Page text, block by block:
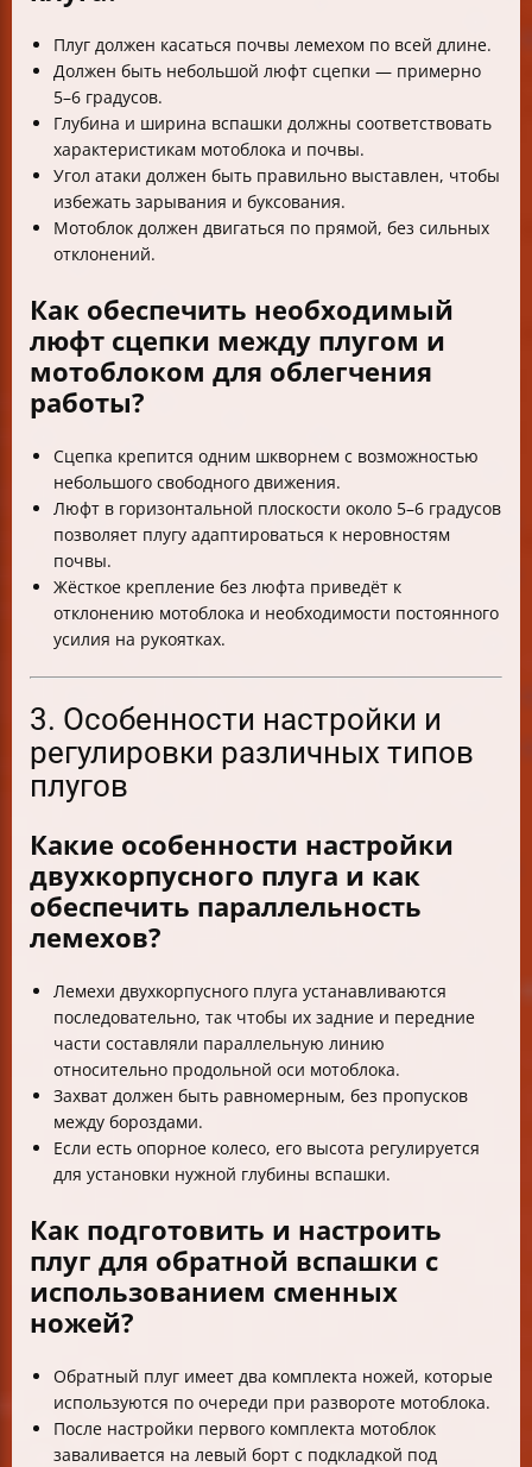
Плуг должен касаться почвы лемехом по всей длине.
Должен быть небольшой люфт сцепки — примерно
5–6 градусов.
Глубина и ширина вспашки должны соответствовать
характеристикам мотоблока и почвы.
Угол атаки должен быть правильно выставлен, чтобы
избежать зарывания и буксования.
Мотоблок должен двигаться по прямой, без сильных
отклонений.
Как обеспечить необходимый
люфт сцепки между плугом и
мотоблоком для облегчения
работы?
Сцепка крепится одним шкворнем с возможностью
небольшого свободного движения.
Люфт в горизонтальной плоскости около 5–6 градусов
позволяет плугу адаптироваться к неровностям
почвы.
Жёсткое крепление без люфта приведёт к
отклонению мотоблока и необходимости постоянного
усилия на рукоятках.
3. Особенности настройки и
регулировки различных типов
плугов
Какие особенности настройки
двухкорпусного плуга и как
обеспечить параллельность
лемехов?
Лемехи двухкорпусного плуга устанавливаются
последовательно, так чтобы их задние и передние
части составляли параллельную линию
относительно продольной оси мотоблока.
Захват должен быть равномерным, без пропусков
между бороздами.
Если есть опорное колесо, его высота регулируется
для установки нужной глубины вспашки.
Как подготовить и настроить
плуг для обратной вспашки с
использованием сменных
ножей?
Обратный плуг имеет два комплекта ножей, которые
используются по очереди при развороте мотоблока.
После настройки первого комплекта мотоблок
заваливается на левый борт с подкладкой под